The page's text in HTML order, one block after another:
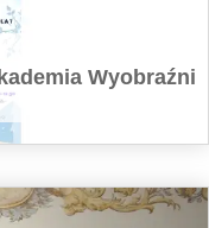
Wyobraźni